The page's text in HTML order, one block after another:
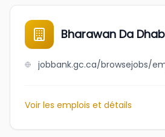
Bharawan Da
Voir les emplois et détails